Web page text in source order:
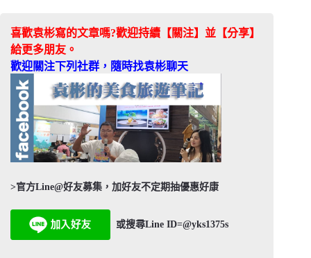
喜歡袁彬寫的文章嗎?歡迎持續【關注】並【分享】
給更多朋友。
歡迎關注下列社群，隨時找袁彬聊天
>官方Line@好友募集，加好友不定期抽優惠好康
或搜尋Line ID=@yks1375s